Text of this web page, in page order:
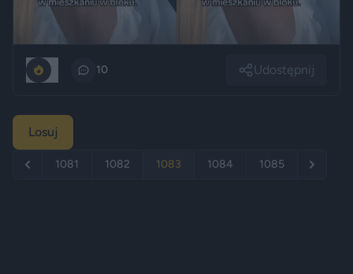
10 Udostępnij
Losuj
1081 1082 1083 1084 1085